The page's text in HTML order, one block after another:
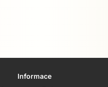
Informace